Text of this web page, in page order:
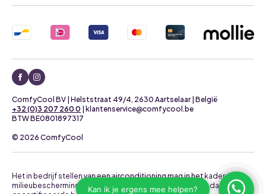
© 2026 ComfyCool
+32 (0)3 207 260 0 | klantenservice@comfycool.be
BTW BE0801897317
ComfyCool BV | Helststraat 49/4, 2630 Aartselaar | België
Het in bedrijf stellen van een airconditioning mag in het kader van
milieubescherming uitsluitend uitgevoerd worden door daartoe